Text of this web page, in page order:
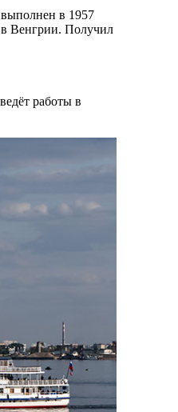
в 1957
в Венгрии. Получил
работы в